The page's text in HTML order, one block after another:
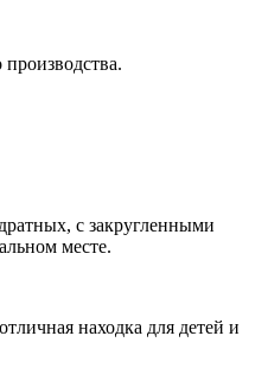
с закругленными
месте.
находка для детей и